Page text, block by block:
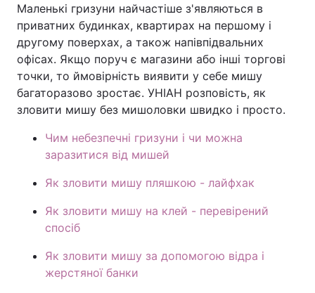
Головна Війна
Україна Політика
Світ
Спорт Наука
Зброя Інциденти
Здоров'я Туризм
Екологія
Маленькі гризуни найчастіше з'являються в
приватних будинках, квартирах на першому і
другому поверхах, а також напівпідвальних
офісах. Якщо поруч є магазини або інші торгові
точки, то ймовірність виявити у себе мишу
багаторазово зростає. УНІАН розповість, як
зловити мишу без мишоловки швидко і просто.
Чим небезпечні гризуни і чи можна
заразитися від мишей
Як зловити мишу пляшкою - лайфхак
Як зловити мишу на клей - перевірений
спосіб
Як зловити мишу за допомогою відра і
жерстяної банки